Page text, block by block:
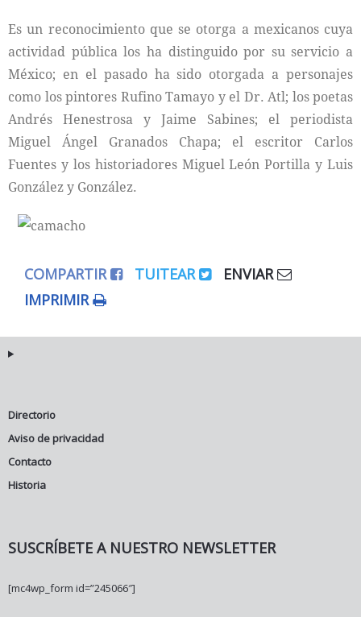
Es un reconocimiento que se otorga a mexicanos cuya
actividad pública los ha distinguido por su servicio a
México; en el pasado ha sido otorgada a personajes
como los pintores Rufino Tamayo y el Dr. Atl; los poetas
Andrés Henestrosa y Jaime Sabines; el periodista
Miguel Ángel Granados Chapa; el escritor Carlos
Fuentes y los historiadores Miguel León Portilla y Luis
González y González.
COMPARTIR TUITEAR
ENVIAR
IMPRIMIR
Directorio
Aviso de privacidad
Contacto
Historia
SUSCRÍBETE A NUESTRO NEWSLETTER
[mc4wp_form id=”245066″]